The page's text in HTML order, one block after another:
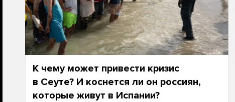
К чему может привести кризис
в Сеуте? И коснется ли он россиян,
которые живут в Испании?